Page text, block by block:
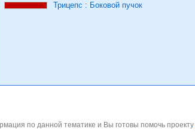
Трицепс : Боковой пучок
по данной тематике и Вы готовы помочь проекту